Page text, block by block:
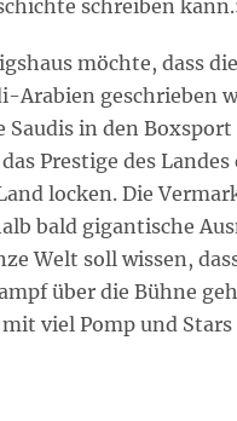
schreiben
möchte, dass
Arabien geschrieben
Saudis in den Boxsport
Prestige des
locken. Die
bald gigantische
Welt soll wissen,
über die Bühne
viel Pomp und Stars